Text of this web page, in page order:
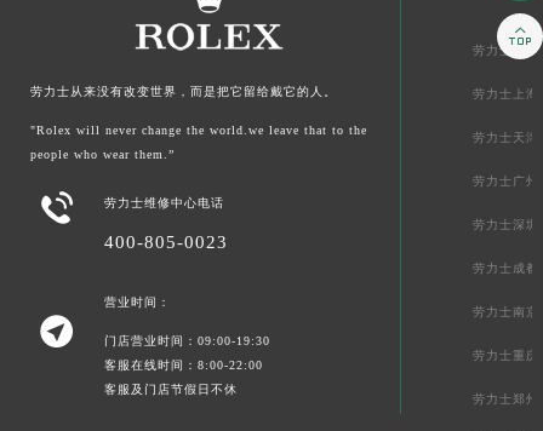
劳力士从来没有改变世界，而是把它留给戴它的人。
"Rolex will never change the world.we leave that to the
people who wear them.”
 劳力士维修中心电话
400-805-0023

营业时间：
门店营业时间：09:00-19:30
客服在线时间：8:00-22:00
客服及门店节假日不休
劳力士北京
劳力士上海
劳力士天津
劳力士广州
劳力士深圳
劳力士成都
劳力士南京
劳力士重庆
劳力士郑州
